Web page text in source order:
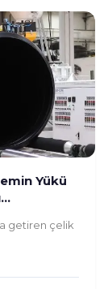
Yükü
getiren çelik